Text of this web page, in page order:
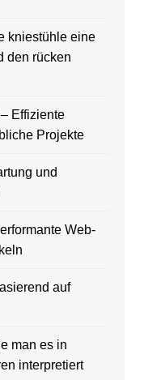
kniestühle eine
den rücken
Effiziente
Projekte
und
Web-
auf
man es in
interpretiert